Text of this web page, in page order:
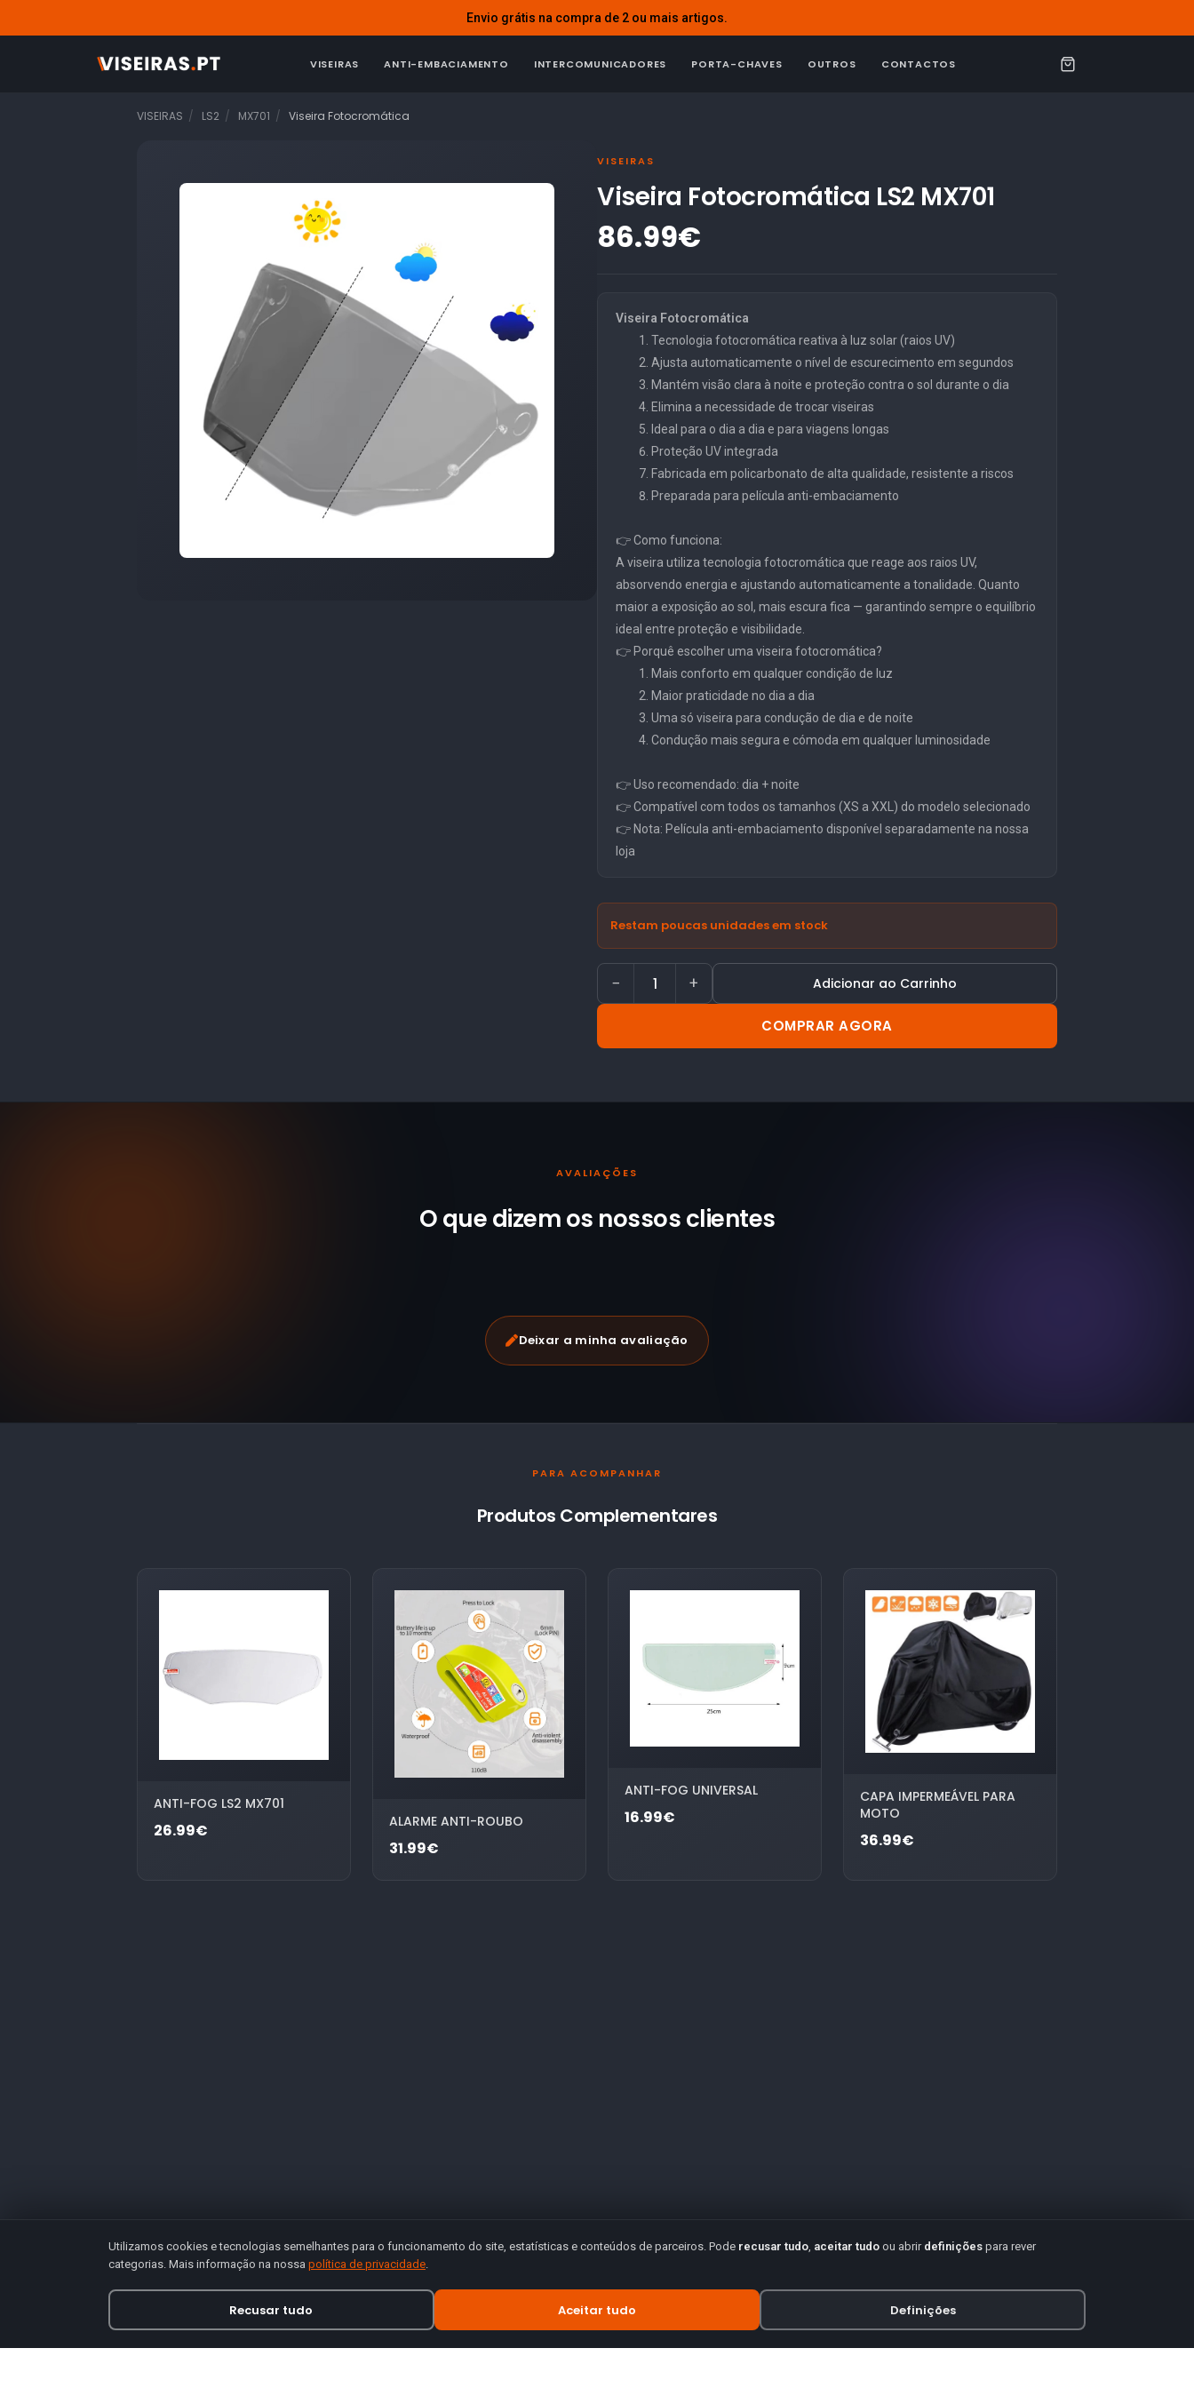
Envio grátis na compra de 2 ou mais artigos.
VISEIRAS ANTI-EMBACIAMENTO INTERCOMUNICADORES PORTA-CHAVES OUTROS CONTACTOS
C
VISEIRAS LS2 MX701 Viseira Fotocromática
VISEIRAS
Viseira Fotocromática LS2 MX701
86.99€
Viseira Fotocromática
Tecnologia fotocromática reativa à luz solar (raios UV)
Ajusta automaticamente o nível de escurecimento em segundos
Mantém visão clara à noite e proteção contra o sol durante o dia
Elimina a necessidade de trocar viseiras
Ideal para o dia a dia e para viagens longas
Proteção UV integrada
Fabricada em policarbonato de alta qualidade, resistente a riscos
Preparada para película anti-embaciamento
👉 Como funciona:
A viseira utiliza tecnologia fotocromática que reage aos raios UV,
absorvendo energia e ajustando automaticamente a tonalidade. Quanto
maior a exposição ao sol, mais escura fica — garantindo sempre o equilíbrio
ideal entre proteção e visibilidade.
👉 Porquê escolher uma viseira fotocromática?
Mais conforto em qualquer condição de luz
Maior praticidade no dia a dia
Uma só viseira para condução de dia e de noite
Condução mais segura e cómoda em qualquer luminosidade
👉 Uso recomendado: dia + noite
👉 Compatível com todos os tamanhos (XS a XXL) do modelo selecionado
👉 Nota: Película anti-embaciamento disponível separadamente na nossa
loja
Restam poucas unidades em stock
− + Adicionar ao Carrinho
COMPRAR AGORA
AVALIAÇÕES
O que dizem os nossosclientes
Deixar a minha avaliação
PARA ACOMPANHAR
Produtos Complementares
ANTI-FOG LS2 MX701
26.99€ ALARME ANTI-ROUBO
31.99€
ANTI-FOG UNIVERSAL
16.99€
CAPA IMPERMEÁVEL PARA
MOTO
36.99€
Utilizamos cookies e tecnologias semelhantes para o funcionamento do site, estatísticas e conteúdos de parceiros. Pode recusar tudo, aceitar tudo ou abrir definições para rever
categorias. Mais informação na nossa política de privacidade.
Recusar tudo Aceitar tudo Definições